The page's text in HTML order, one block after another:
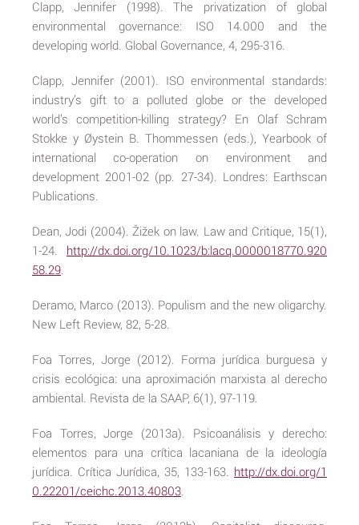
Clapp, Jennifer (1998). The privatization of global
environmental governance: ISO 14.000 and the
developing world. Global Governance, 4, 295-316.
Clapp, Jennifer (2001). ISO environmental standards:
industry’s gift to a polluted globe or the developed
world’s competition-killing strategy? En Olaf Schram
Stokke y Øystein B. Thommessen (eds.), Yearbook of
international co-operation on environment and
development 2001-02 (pp. 27-34). Londres: Earthscan
Publications.
Dean, Jodi (2004). Žižek on law. Law and Critique, 15(1),
1-24. http://dx.doi.org/10.1023/b:lacq.0000018770.920
58.29.
Deramo, Marco (2013). Populism and the new oligarchy.
New Left Review, 82, 5-28.
Foa Torres, Jorge (2012). Forma jurídica burguesa y
crisis ecológica: una aproximación marxista al derecho
ambiental. Revista de la SAAP, 6(1), 97-119.
Foa Torres, Jorge (2013a). Psicoanálisis y derecho:
elementos para una crítica lacaniana de la ideología
jurídica. Crítica Jurídica, 35, 133-163. http://dx.doi.org/1
0.22201/ceichc.2013.40803.